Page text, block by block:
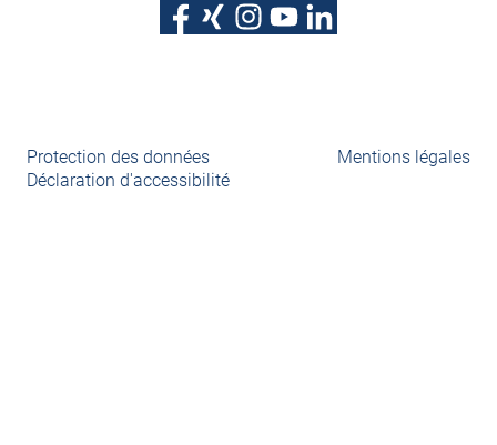
Protection des données
Mentions légales
Déclaration d'accessibilité